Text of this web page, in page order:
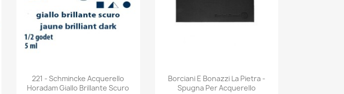
221 - Schmincke Acquerello
Horadam Giallo Brillante Scuro
Borciani E Bonazzi La Pietra -
Spugna Per Acquerello